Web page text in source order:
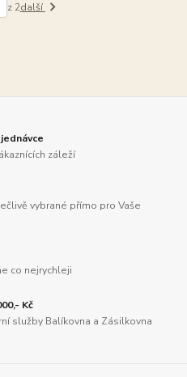
z 2další
záleží
vybrané přímo pro Vaše
co nejrychleji
Kč
služby Balíkovna a Zásilkovna